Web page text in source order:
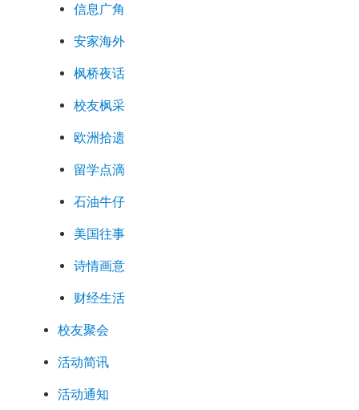
信息广角
安家海外
枫桥夜话
校友枫采
欧洲拾遗
留学点滴
石油牛仔
美国往事
诗情画意
财经生活
校友聚会
活动简讯
活动通知